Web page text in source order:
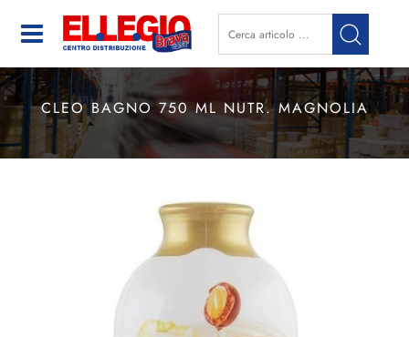
Open
CLEO BAGNO 750 ML NUTR. MAGNOLIA